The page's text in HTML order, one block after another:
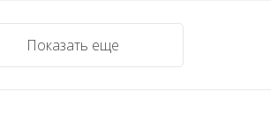
Показать еще